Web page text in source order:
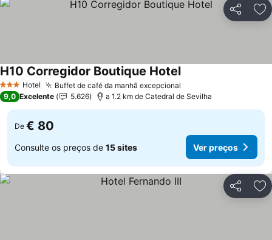
Partilhar
3 EstrelasHotel Buffet de café da manhã excepcional
H10 Corregidor Boutique Hotel
9,0 Excelente 5.626 a 1.2 km de Catedral de Sevilha
De € 80
Consulte os preços de 15 sites Ver preços
Partilhar